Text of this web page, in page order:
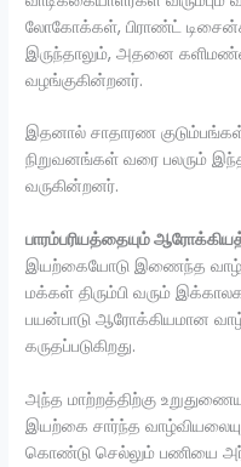
லோகோக்கள், பிராண்ட்
இருந்தாலும், அதனை
வழங்குகின்றனர்.
இதனால் சாதாரண
நிறுவனங்கள் வரை பலரும்
வருகின்றனர்.
பாரம்பரியத்தையும்
இயற்கையோடு இணைந்த
மக்கள் திரும்பி வரும்
பயன்பாடு ஆரோக்கியமான
கருதப்படுகிறது.
அந்த மாற்றத்திற்கு
இயற்கை சார்ந்த
கொண்டு செல்லும் பணியை